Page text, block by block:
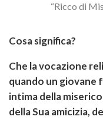
“Ricco di
Cosa significa?
Che la vocazione
quando un giovane
intima della
della Sua amicizia,